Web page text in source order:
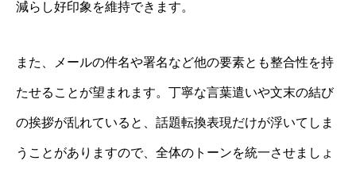
減らし好印象を維持できます。
また、メールの件名や署名など他の要素とも整合性を持
たせることが望まれます。丁寧な言葉遣いや文末の結び
の挨拶が乱れていると、話題転換表現だけが浮いてしま
うことがありますので、全体のトーンを統一させましょ